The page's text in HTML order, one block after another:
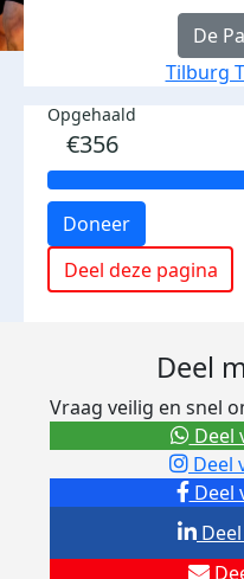
De
Tilburg
Opgehaald
€356
Doneer
Deel deze pagina
Deel
Vraag veilig en snel
Deel
Deel
Deel